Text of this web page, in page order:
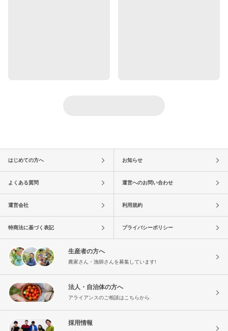
はじめての方へ お知らせ
よくある質問 運営へのお問い合わせ
運営会社 利用規約
特商法に基づく表記 プライバシーポリシー
生産者の方へ
農家さん・漁師さんを募集しています!
法人・自治体の方へ
アライアンスのご相談はこちらから
採用情報